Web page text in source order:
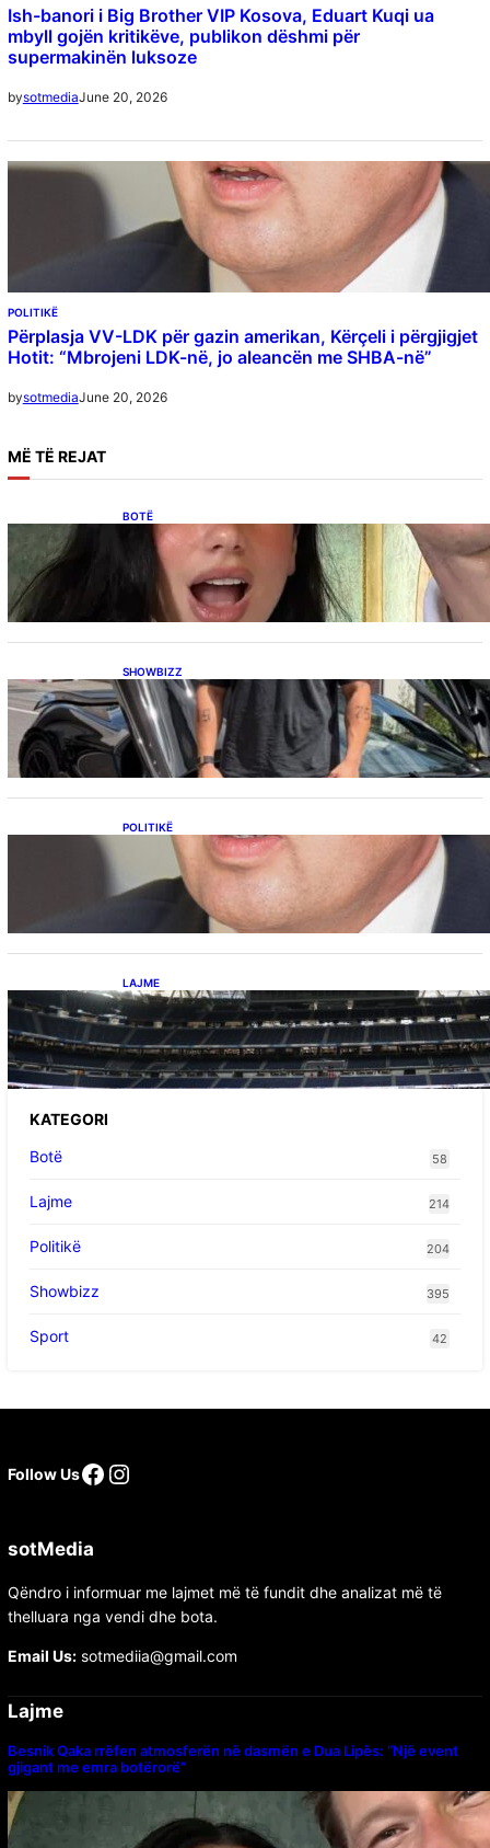
Ish-banori i Big Brother VIP Kosova, Eduart Kuqi ua
mbyll gojën kritikëve, publikon dëshmi për
supermakinën luksoze
bysotmediaJune 20, 2026
POLITIKË
Përplasja VV-LDK për gazin amerikan, Kërçeli i përgjigjet
Hotit: “Mbrojeni LDK-në, jo aleancën me SHBA-në”
bysotmediaJune 20, 2026
MË TË REJAT
BOTË
Besnik Qaka rrëfen atmosferën në dasmën e
Dua Lipës: “Një event gjigant me emra
botërorë”
SHOWBIZZ
Ish-banori i Big Brother VIP Kosova, Eduart
Kuqi ua mbyll gojën kritikëve, publikon
dëshmi për supermakinën luksoze
POLITIKË
Përplasja VV-LDK për gazin amerikan,
Kërçeli i përgjigjet Hotit: “Mbrojeni LDK-në, jo
aleancën me SHBA-në”
LAJME
Ish-mesfushori i Real Madridit dhe
Argjentinës,shtrohet urgjentisht në spital pas
problemeve me zemrën, mungon në ndeshjet
e ardhshme
KATEGORI
Botë
58
Lajme 214
Politikë 204
Showbizz 395
Sport 42
Follow UsFacebook
Instagram
sotMedia
Qëndro i informuar me lajmet më të fundit dhe analizat më të
thelluara nga vendi dhe bota.
Email Us:sotmediia@gmail.com
Lajme
Besnik Qaka rrëfen atmosferën në dasmën e Dua Lipës: “Një event
gjigant me emra botërorë”